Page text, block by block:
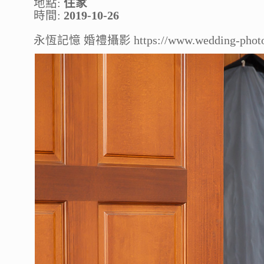
地點: 住家
時間: 2019-10-26
永恆記憶 婚禮攝影 https://www.wedding-